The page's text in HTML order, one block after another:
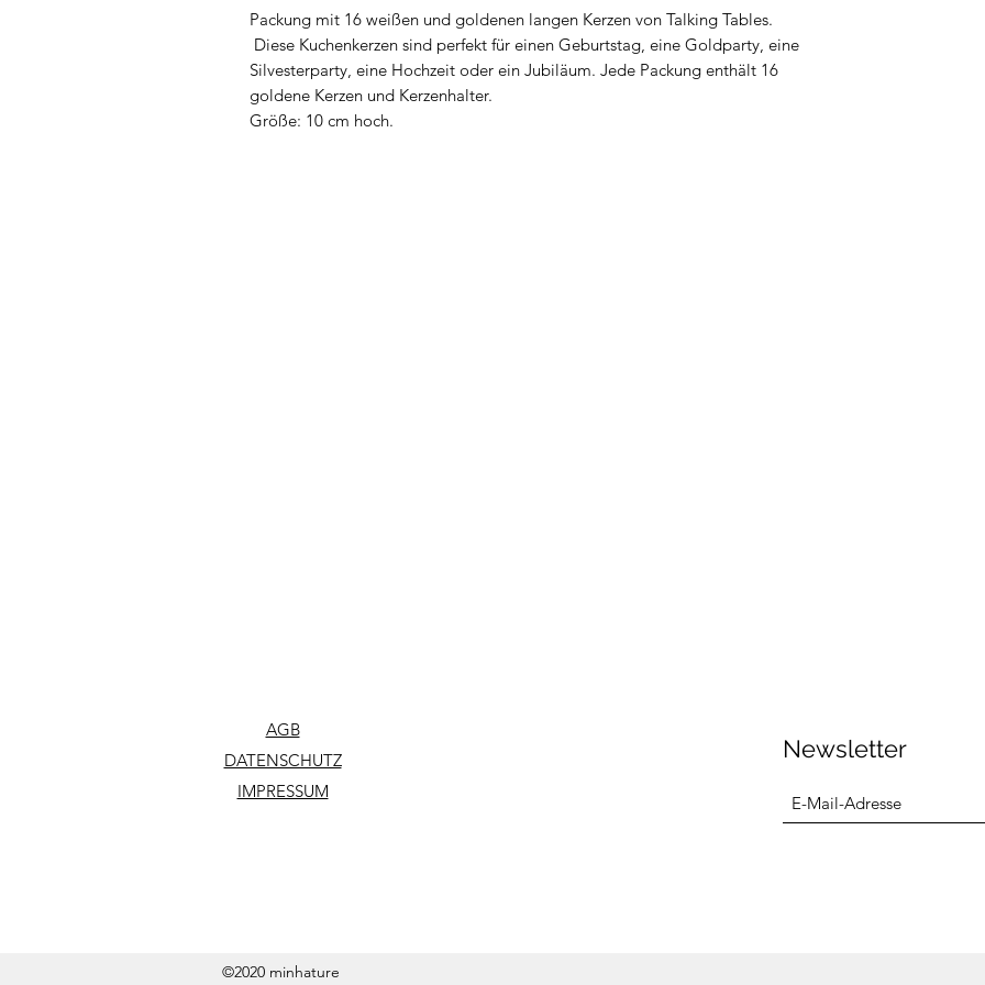
Packung mit 16 weißen und goldenen langen Kerzen von Talking Tables.
Diese Kuchenkerzen sind perfekt für einen Geburtstag, eine Goldparty, eine
Silvesterparty, eine Hochzeit oder ein Jubiläum. Jede Packung enthält 16
goldene Kerzen und Kerzenhalter.
Größe: 10 cm hoch.
AGB
DATENSCHUTZ
IMPRESSUM
Newsletter
©2020 minhature